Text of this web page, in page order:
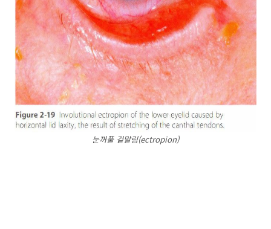
눈꺼풀 겉말림(ectropion)